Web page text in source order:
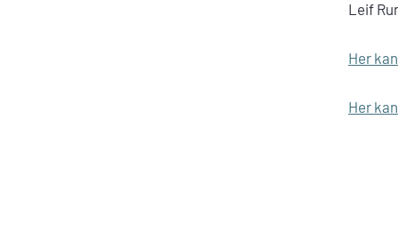
Leif
Her
Her